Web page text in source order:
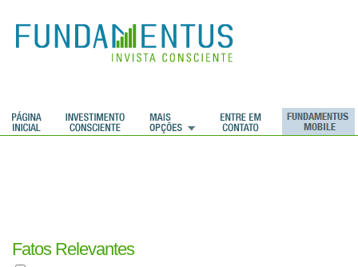
Fatos Relevantes